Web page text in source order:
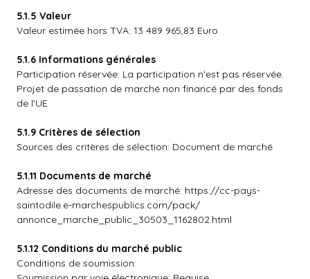
5.1.5 Valeur
Valeur estimée hors TVA: 13 489 965,83 Euro
5.1.6 Informations générales
Participation réservée: La participation n'est pas réservée.
Projet de passation de marché non financé par des fonds
de l'UE
5.1.9 Critères de sélection
Sources des critères de sélection: Document de marché
5.1.11 Documents de marché
Adresse des documents de marché: https://cc-pays-
saintodile.e-marchespublics.com/pack/
annonce_marche_public_30503_1162802.html
5.1.12 Conditions du marché public
Conditions de soumission: